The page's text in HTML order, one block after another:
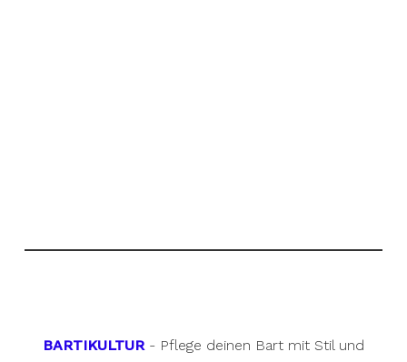
BARTIKULTUR- Pflege deinen Bart mit Stil und